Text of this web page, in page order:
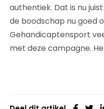
authentiek. Dat is nu
de boodschap nu goed
Gehandicaptensport
met deze campagne.